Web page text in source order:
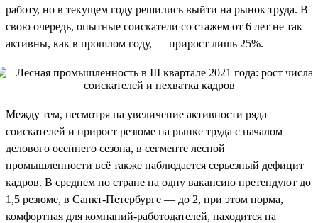
работу, но в текущем году решились выйти на рынок труда. В
свою очередь, опытные соискатели со стажем от 6 лет не так
активны, как в прошлом году, — прирост лишь 25%.
Между тем, несмотря на увеличение активности ряда
соискателей и прирост резюме на рынке труда с началом
делового осеннего сезона, в сегменте лесной
промышленности всё также наблюдается серьезный дефицит
кадров. В среднем по стране на одну вакансию претендуют до
1,5 резюме, в Санкт-Петербурге — до 2, при этом норма,
комфортная для компаний-работодателей, находится на